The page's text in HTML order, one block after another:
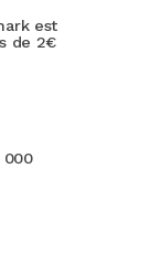
est
de 2€
000